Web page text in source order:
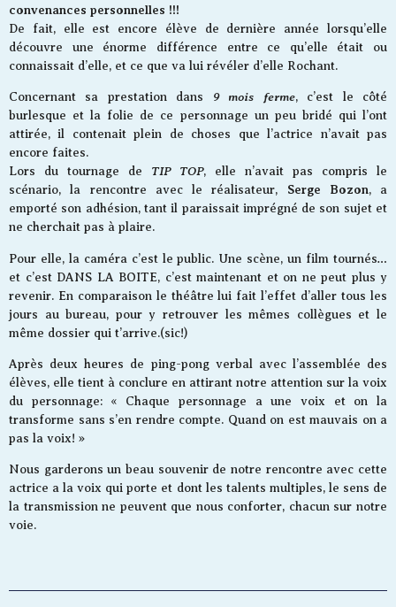
convenances personnelles !!!
De fait, elle est encore élève de dernière année lorsqu’elle
découvre une énorme différence entre ce qu’elle était ou
connaissait d’elle, et ce que va lui révéler d’elle Rochant.
Concernant sa prestation dans 9 mois ferme, c’est le côté
burlesque et la folie de ce personnage un peu bridé qui l’ont
attirée, il contenait plein de choses que l’actrice n’avait pas
encore faites.
Lors du tournage de TIP TOP, elle n’avait pas compris le
scénario, la rencontre avec le réalisateur, Serge Bozon, a
emporté son adhésion, tant il paraissait imprégné de son sujet et
ne cherchait pas à plaire.
Pour elle, la caméra c’est le public. Une scène, un film tournés…
et c’est DANS LA BOITE, c’est maintenant et on ne peut plus y
revenir. En comparaison le théâtre lui fait l’effet d’aller tous les
jours au bureau, pour y retrouver les mêmes collègues et le
même dossier qui t’arrive.(sic!)
Après deux heures de ping-pong verbal avec l’assemblée des
élèves, elle tient à conclure en attirant notre attention sur la voix
du personnage: « Chaque personnage a une voix et on la
transforme sans s’en rendre compte. Quand on est mauvais on a
pas la voix! »
Nous garderons un beau souvenir de notre rencontre avec cette
actrice a la voix qui porte et dont les talents multiples, le sens de
la transmission ne peuvent que nous conforter, chacun sur notre
voie.